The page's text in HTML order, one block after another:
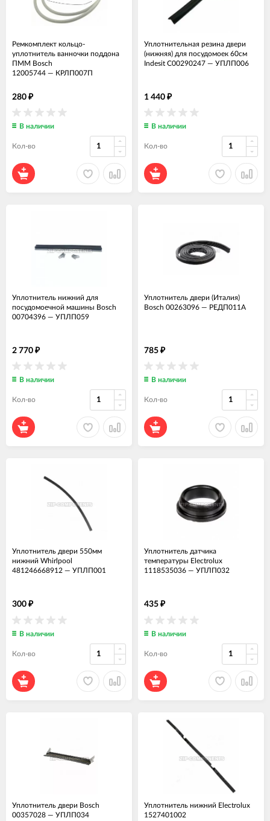
Ремкомплект кольцо-
уплотнитель ванночки поддона
ПММ Bosch
12005744 — КРЛП007П
280 ₽
В наличии
Кол-во
Уплотнительная резина двери
(нижняя) для посудомоек 60см
Indesit C00290247 — УПЛП006
1 440 ₽
В наличии
Кол-во
Уплотнитель нижний для
посудомоечной машины Bosch
00704396 — УПЛП059
2 770 ₽
В наличии
Кол-во
Уплотнитель двери (Италия)
Bosch 00263096 — РЕДП011А
785 ₽
В наличии
Кол-во
Уплотнитель двери 550мм
нижний Whirlpool
481246668912 — УПЛП001
300 ₽
В наличии
Кол-во
Уплотнитель датчика
температуры Electrolux
1118535036 — УПЛП032
435 ₽
В наличии
Кол-во
Уплотнитель двери Bosch
00357028 — УПЛП034
Уплотнитель нижний Electrolux
1527401002